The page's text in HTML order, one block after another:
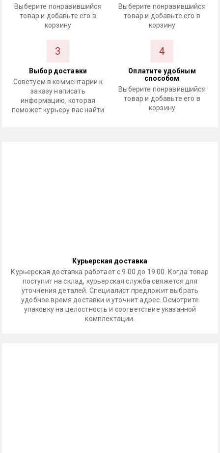
Выберите понравившийся
товар и добавьте его в
корзину
Выберите понравившийся
товар и добавьте его в
корзину
3
Выбор доставки
Советуем в комментарии к
заказу написать
информацию, которая
поможет курьеру вас найти
4
Оплатите удобным
способом
Выберите понравившийся
товар и добавьте его в
корзину
Курьерская доставка
Курьерская доставка работает с 9.00 до 19.00. Когда товар
поступит на склад, курьерская служба свяжется для
уточнения деталей. Специалист предложит выбрать
удобное время доставки и уточнит адрес. Осмотрите
упаковку на целостность и соответствие указанной
комплектации.